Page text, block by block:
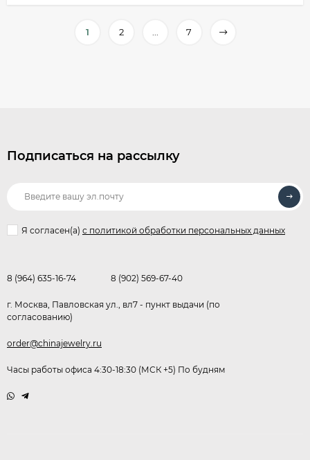
1 2 7
Подписаться на рассылку
Я согласен(a) с политикой обработки персональных данных
8 (964) 635-16-74 8 (902) 569-67-40
г. Москва, Павловская ул., вл7 - пункт выдачи (по
согласованию)
order@chinajewelry.ru
Часы работы офиса 4:30-18:30 (МСК +5) По будням